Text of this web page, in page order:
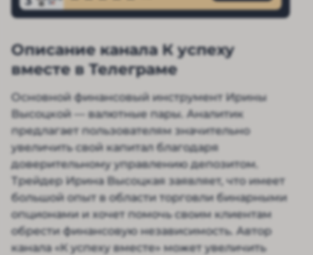
Описание канала К успеху
вместе в Телеграме
Основной финансовый инструмент Ирины
Высоцкой — валютные пары. Аналитик
предлагает пользователям значительно
увеличить свой капитал благодаря
доверительному управлению депозитом.
Трейдер Ирина Высоцкая заявляет, что имеет
большой опыт в области торговли бинарными
опционами и хочет помочь своим клиентам
обрести финансовую независимость. Автор
канала «К успеху вместе» может увеличить